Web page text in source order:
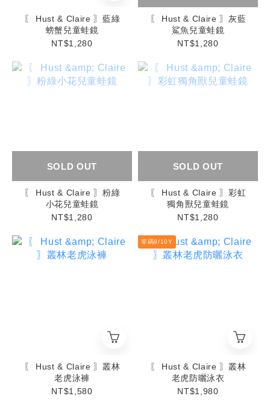
〖 Hust & Claire 〗藍綠
螃蟹兒童蛙鏡
NT$1,280
〖 Hust & Claire 〗灰藍
鯊魚兒童蛙鏡
NT$1,280
SOLD OUT
〖 Hust & Claire 〗粉綠
小花兒童蛙鏡
NT$1,280
SOLD OUT
〖 Hust & Claire 〗彩虹
獨角獸兒童蛙鏡
NT$1,280
〖 Hust & Claire 〗叢林
老虎泳褲
NT$1,580
零碼9/10Y
〖 Hust & Claire 〗叢林
老虎防曬泳衣
NT$1,980